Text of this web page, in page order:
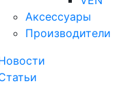
Аксессуары
Производители